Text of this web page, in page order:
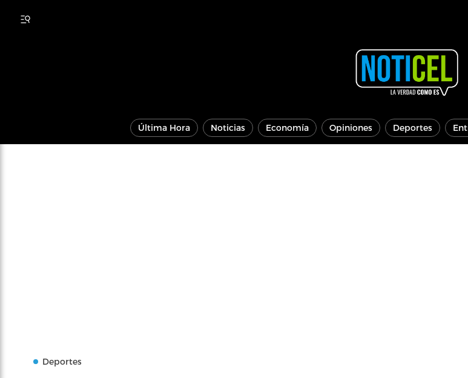
Última Hora Noticias Economía Opiniones Deportes
Deportes